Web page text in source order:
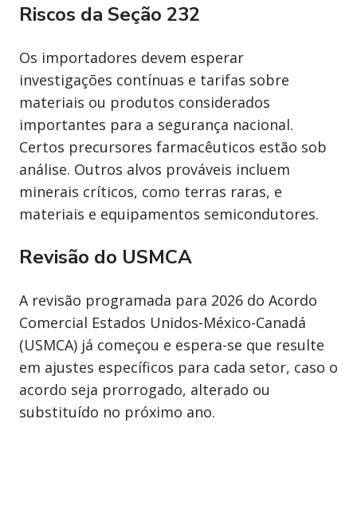
Riscos da Seção 232
Os importadores devem esperar
investigações contínuas e tarifas sobre
materiais ou produtos considerados
importantes para a segurança nacional.
Certos precursores farmacêuticos estão sob
análise. Outros alvos prováveis incluem
minerais críticos, como terras raras, e
materiais e equipamentos semicondutores.
Revisão do USMCA
A revisão programada para 2026 do Acordo
Comercial Estados Unidos-México-Canadá
(USMCA) já começou e espera-se que resulte
em ajustes específicos para cada setor, caso o
acordo seja prorrogado, alterado ou
substituído no próximo ano.